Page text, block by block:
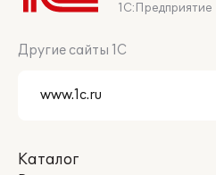
1С:Предприятие
Другие сайты 1С
Каталог